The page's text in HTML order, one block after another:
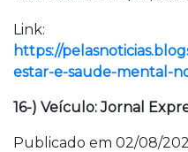
Link:
https://
estar-e-saude-mental-
16-) Veículo: Jornal
Publicado em 02/08/